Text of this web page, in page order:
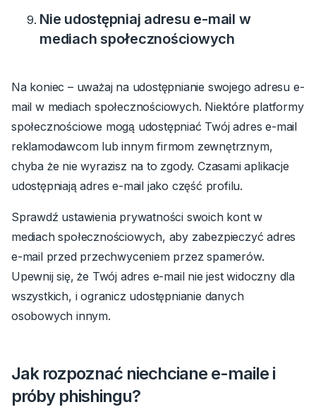
Nie udostępniaj adresu e-mail w
mediach społecznościowych
Na koniec – uważaj na udostępnianie swojego adresu e-
mail w mediach społecznościowych. Niektóre platformy
społecznościowe mogą udostępniać Twój adres e-mail
reklamodawcom lub innym firmom zewnętrznym,
chyba że nie wyrazisz na to zgody. Czasami aplikacje
udostępniają adres e-mail jako część profilu.
Sprawdź ustawienia prywatności swoich kont w
mediach społecznościowych, aby zabezpieczyć adres
e-mail przed przechwyceniem przez spamerów.
Upewnij się, że Twój adres e-mail nie jest widoczny dla
wszystkich, i ogranicz udostępnianie danych
osobowych innym.
Jak rozpoznać niechciane e-maile i
próby phishingu?